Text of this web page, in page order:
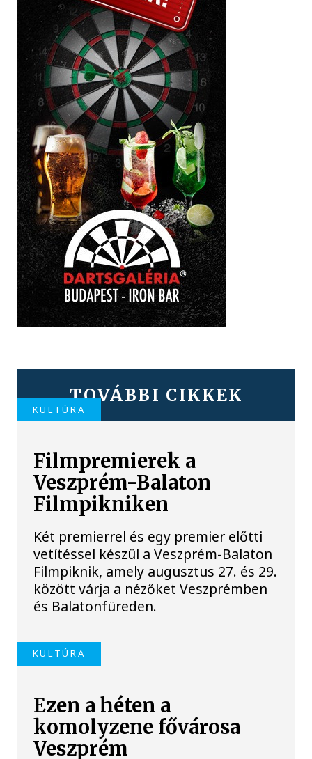
TOVÁBBI CIKKEK
KULTÚRA
Filmpremierek a
Veszprém-Balaton
Filmpikniken
Két premierrel és egy premier előtti
vetítéssel készül a Veszprém-Balaton
Filmpiknik, amely augusztus 27. és 29.
között várja a nézőket Veszprémben
és Balatonfüreden.
KULTÚRA
Ezen a héten a
komolyzene fővárosa
Veszprém